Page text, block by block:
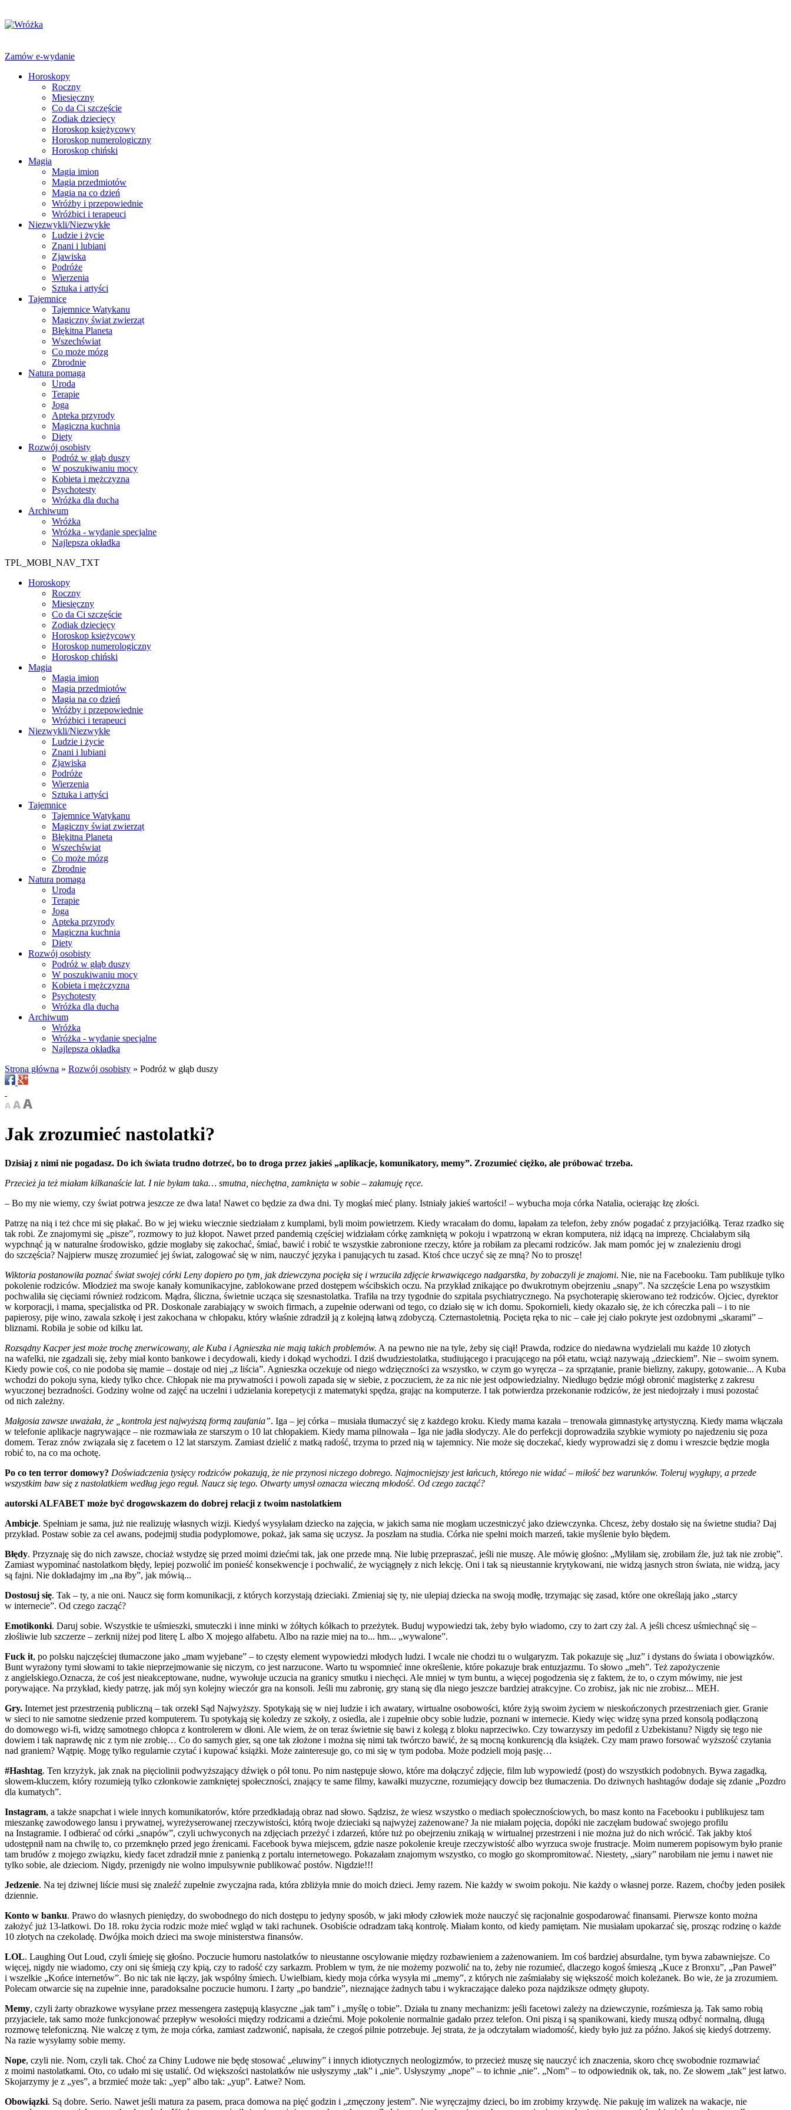
Zamów e-wydanie
Horoskopy
Roczny
Miesięczny
Co da Ci szczęście
Zodiak dziecięcy
Horoskop księżycowy
Horoskop numerologiczny
Horoskop chiński
Magia
Magia imion
Magia przedmiotów
Magia na co dzień
Wróżby i przepowiednie
Wróżbici i terapeuci
Niezwykli/Niezwykłe
Ludzie i życie
Znani i lubiani
Zjawiska
Podróże
Wierzenia
Sztuka i artyści
Tajemnice
Tajemnice Watykanu
Magiczny świat zwierząt
Błękitna Planeta
Wszechświat
Co może mózg
Zbrodnie
Natura pomaga
Uroda
Terapie
Joga
Apteka przyrody
Magiczna kuchnia
Diety
Rozwój osobisty
Podróż w głąb duszy
W poszukiwaniu mocy
Kobieta i mężczyzna
Psychotesty
Wróżka dla ducha
Archiwum
Wróżka
Wróżka - wydanie specjalne
Najlepsza okładka
TPL_MOBI_NAV_TXT
Horoskopy
Roczny
Miesięczny
Co da Ci szczęście
Zodiak dziecięcy
Horoskop księżycowy
Horoskop numerologiczny
Horoskop chiński
Magia
Magia imion
Magia przedmiotów
Magia na co dzień
Wróżby i przepowiednie
Wróżbici i terapeuci
Niezwykli/Niezwykłe
Ludzie i życie
Znani i lubiani
Zjawiska
Podróże
Wierzenia
Sztuka i artyści
Tajemnice
Tajemnice Watykanu
Magiczny świat zwierząt
Błękitna Planeta
Wszechświat
Co może mózg
Zbrodnie
Natura pomaga
Uroda
Terapie
Joga
Apteka przyrody
Magiczna kuchnia
Diety
Rozwój osobisty
Podróż w głąb duszy
W poszukiwaniu mocy
Kobieta i mężczyzna
Psychotesty
Wróżka dla ducha
Archiwum
Wróżka
Wróżka - wydanie specjalne
Najlepsza okładka
Strona główna » Rozwój osobisty » Podróż w głąb duszy
Jak zrozumieć nastolatki?
Dzisiaj z nimi nie pogadasz. Do ich świata trudno dotrzeć, bo to droga przez jakieś „aplikacje, komunikatory, memy”. Zrozumieć ciężko, ale próbować trzeba.
Przecież ja też miałam kilkanaście lat. I nie byłam taka… smutna, niechętna, zamknięta w sobie – załamuję ręce.
– Bo my nie wiemy, czy świat potrwa jeszcze ze dwa lata! Nawet co będzie za dwa dni. Ty mogłaś mieć plany. Istniały jakieś wartości! – wybucha moja córka Natalia, ocierając łzę złości.
Patrzę na nią i też chce mi się płakać. Bo w jej wieku wiecznie siedziałam z kumplami, byli moim powietrzem. Kiedy wracałam do domu, łapałam za telefon, żeby znów pogadać z przyjaciółką. Teraz rzadko się
tak robi. Ze znajomymi się „pisze”, rozmowy to już kłopot. Nawet przed pandemią częściej widziałam córkę zamkniętą w pokoju i wpatrzoną w ekran komputera, niż idącą na imprezę. Chciałabym siłą
wypchnąć ją w naturalne środowisko, gdzie mogłaby się zakochać, śmiać, bawić i robić te wszystkie zabronione rzeczy, które ja robiłam za plecami rodziców. Jak mam pomóc jej w znalezieniu drogi
do szczęścia? Najpierw muszę zrozumieć jej świat, zalogować się w nim, nauczyć języka i panujących tu zasad. Ktoś chce uczyć się ze mną? No to proszę!
Wiktoria postanowiła poznać świat swojej córki Leny dopiero po tym, jak dziewczyna pocięła się i wrzuciła zdjęcie krwawiącego nadgarstka, by zobaczyli je znajomi. Nie, nie na Facebooku. Tam publikuje tylko
pokolenie rodziców. Młodzież ma swoje kanały komunikacyjne, zablokowane przed dostępem wścibskich oczu. Na przykład znikające po dwukrotnym obejrzeniu „snapy”. Na szczęście Lena po wszystkim
pochwaliła się cięciami również rodzicom. Mądra, śliczna, świetnie ucząca się szesnastolatka. Trafiła na trzy tygodnie do szpitala psychiatrycznego. Na psychoterapię skierowano też rodziców. Ojciec, dyrektor
w korporacji, i mama, specjalistka od PR. Doskonale zarabiający w swoich firmach, a zupełnie oderwani od tego, co działo się w ich domu. Spokornieli, kiedy okazało się, że ich córeczka pali – i to nie
papierosy, pije wino, zawala szkołę i jest zakochana w chłopaku, który właśnie zdradził ją z kolejną łatwą zdobyczą. Czternastoletnią. Pocięta ręka to nic – całe jej ciało pokryte jest ozdobnymi „skarami” –
bliznami. Robiła je sobie od kilku lat.
Rozsądny Kacper jest może trochę znerwicowany, ale Kuba i Agnieszka nie mają takich problemów. A na pewno nie na tyle, żeby się ciął! Prawda, rodzice do niedawna wydzielali mu każde 10 złotych
na wafelki, nie zgadzali się, żeby miał konto bankowe i decydowali, kiedy i dokąd wychodzi. I dziś dwudziestolatka, studiującego i pracującego na pół etatu, wciąż nazywają „dzieckiem”. Nie – swoim synem.
Kiedy powie coś, co nie podoba się mamie – dostaje od niej „z liścia”. Agnieszka oczekuje od niego wdzięczności za wszystko, w czym go wyręcza – za sprzątanie, pranie bielizny, zakupy, gotowanie... A Kuba
wchodzi do pokoju syna, kiedy tylko chce. Chłopak nie ma prywatności i powoli zapada się w siebie, z poczuciem, że za nic nie jest odpowiedzialny. Niedługo będzie mógł obronić magisterkę z zakresu
wyuczonej bezradności. Godziny wolne od zajęć na uczelni i udzielania korepetycji z matematyki spędza, grając na komputerze. I tak potwierdza przekonanie rodziców, że jest niedojrzały i musi pozostać
od nich zależny.
Małgosia zawsze uważała, że „kontrola jest najwyższą formą zaufania”. Iga – jej córka – musiała tłumaczyć się z każdego kroku. Kiedy mama kazała – trenowała gimnastykę artystyczną. Kiedy mama włączała
w telefonie aplikacje nagrywające – nie rozmawiała ze starszym o 10 lat chłopakiem. Kiedy mama pilnowała – Iga nie jadła słodyczy. Ale do perfekcji doprowadziła szybkie wymioty po najedzeniu się poza
domem. Teraz znów związała się z facetem o 12 lat starszym. Zamiast dzielić z matką radość, trzyma to przed nią w tajemnicy. Nie może się doczekać, kiedy wyprowadzi się z domu i wreszcie będzie mogła
robić to, na co ma ochotę.
Po co ten terror domowy? Doświadczenia tysięcy rodziców pokazują, że nie przynosi niczego dobrego. Najmocniejszy jest łańcuch, którego nie widać – miłość bez warunków. Toleruj wygłupy, a przede
wszystkim baw się z nastolatkiem według jego reguł. Naucz się tego. Otwarty umysł oznacza wieczną młodość. Od czego zacząć?
autorski ALFABET może być drogowskazem do dobrej relacji z twoim nastolatkiem
Ambicje. Spełniam je sama, już nie realizuję własnych wizji. Kiedyś wysyłałam dziecko na zajęcia, w jakich sama nie mogłam uczestniczyć jako dziewczynka. Chcesz, żeby dostało się na świetne studia? Daj
przykład. Postaw sobie za cel awans, podejmij studia podyplomowe, pokaż, jak sama się uczysz. Ja poszłam na studia. Córka nie spełni moich marzeń, takie myślenie było błędem.
Błędy. Przyznaję się do nich zawsze, chociaż wstydzę się przed moimi dziećmi tak, jak one przede mną. Nie lubię przepraszać, jeśli nie muszę. Ale mówię głośno: „Myliłam się, zrobiłam źle, już tak nie zrobię”.
Zamiast wypominać nastolatkom błędy, lepiej pozwolić im ponieść konsekwencje i pochwalić, że wyciągnęły z nich lekcję. Oni i tak są nieustannie krytykowani, nie widzą jasnych stron świata, nie widzą, jacy
są fajni. Nie dokładajmy im „na łby”, jak mówią...
Dostosuj się. Tak – ty, a nie oni. Naucz się form komunikacji, z których korzystają dzieciaki. Zmieniaj się ty, nie ulepiaj dziecka na swoją modłę, trzymając się zasad, które one określają jako „starcy
w internecie”. Od czego zacząć?
Emotikonki. Daruj sobie. Wszystkie te uśmieszki, smuteczki i inne minki w żółtych kółkach to przeżytek. Buduj wypowiedzi tak, żeby było wiadomo, czy to żart czy żal. A jeśli chcesz uśmiechnąć się –
złośliwie lub szczerze – zerknij niżej pod literę L albo X mojego alfabetu. Albo na razie miej na to... hm... „wywalone”.
Fuck it, po polsku najczęściej tłumaczone jako „mam wyjebane” – to częsty element wypowiedzi młodych ludzi. I wcale nie chodzi tu o wulgaryzm. Tak pokazuje się „luz” i dystans do świata i obowiązków.
Bunt wyrażony tymi słowami to takie nieprzejmowanie się niczym, co jest narzucone. Warto tu wspomnieć inne określenie, które pokazuje brak entuzjazmu. To słowo „meh”. Też zapożyczenie
z angielskiego.Oznacza, że coś jest nieakceptowane, nudne, wywołuje uczucia na granicy smutku i niechęci. Ale mniej w tym buntu, a więcej pogodzenia się z faktem, że to, o czym mówimy, nie jest
porywające. Na przykład, kiedy patrzę, jak mój syn kolejny wieczór gra na konsoli. Jeśli mu zabronię, gry staną się dla niego jeszcze bardziej atrakcyjne. Co zrobisz, jak nic nie zrobisz... MEH.
Gry. Internet jest przestrzenią publiczną – tak orzekł Sąd Najwyższy. Spotykają się w niej ludzie i ich awatary, wirtualne osobowości, które żyją swoim życiem w nieskończonych przestrzeniach gier. Granie
w sieci to nie samotne siedzenie przed komputerem. Tu spotykają się koledzy ze szkoły, z osiedla, ale i zupełnie obcy sobie ludzie, poznani w internecie. Kiedy więc widzę syna przed konsolą podłączoną
do domowego wi-fi, widzę samotnego chłopca z kontrolerem w dłoni. Ale wiem, że on teraz świetnie się bawi z kolegą z bloku naprzeciwko. Czy towarzyszy im pedofil z Uzbekistanu? Nigdy się tego nie
dowiem i tak naprawdę nic z tym nie zrobię… Co do samych gier, są one tak złożone i można się nimi tak twórczo bawić, że są mocną konkurencją dla książek. Czy mam prawo forsować wyższość czytania
nad graniem? Wątpię. Mogę tylko regularnie czytać i kupować książki. Może zainteresuje go, co mi się w tym podoba. Może podzieli moją pasję…
#Hashtag. Ten krzyżyk, jak znak na pięciolinii podwyższający dźwięk o pół tonu. Po nim następuje słowo, które ma dołączyć zdjęcie, film lub wypowiedź (post) do wszystkich podobnych. Bywa zagadką,
słowem-kluczem, który rozumieją tylko członkowie zamkniętej społeczności, znający te same filmy, kawałki muzyczne, rozumiejący dowcip bez tłumaczenia. Do dziwnych hashtagów dodaje się zdanie „Pozdro
dla kumatych”.
Instagram, a także snapchat i wiele innych komunikatorów, które przedkładają obraz nad słowo. Sądzisz, że wiesz wszystko o mediach społecznościowych, bo masz konto na Facebooku i publikujesz tam
mieszankę zawodowego lansu i prywatnej, wyreżyserowanej rzeczywistości, którą twoje dzieciaki są najwyżej zażenowane? Ja nie miałam pojęcia, dopóki nie zaczęłam budować swojego profilu
na Instagramie. I odbierać od córki „snapów”, czyli uchwyconych na zdjęciach przeżyć i zdarzeń, które tuż po obejrzeniu znikają w wirtualnej przestrzeni i nie można już do nich wrócić. Tak jakby ktoś
udostępnił nam na chwilę to, co przemknęło przed jego źrenicami. Facebook bywa miejscem, gdzie nasze pokolenie kreuje rzeczywistość albo wyrzuca swoje frustracje. Moim numerem popisowym było pranie
tam brudów z mojego związku, kiedy facet zdradził mnie z panienką z portalu internetowego. Pokazałam znajomym wszystko, co mogło go skompromitować. Niestety, „siary” narobiłam nie jemu i nawet nie
tylko sobie, ale dzieciom. Nigdy, przenigdy nie wolno impulsywnie publikować postów. Nigdzie!!!
Jedzenie. Na tej dziwnej liście musi się znaleźć zupełnie zwyczajna rada, która zbliżyła mnie do moich dzieci. Jemy razem. Nie każdy w swoim pokoju. Nie każdy o własnej porze. Razem, choćby jeden posiłek
dziennie.
Konto w banku. Prawo do własnych pieniędzy, do swobodnego do nich dostępu to jedyny sposób, w jaki młody człowiek może nauczyć się racjonalnie gospodarować finansami. Pierwsze konto można
założyć już 13-latkowi. Do 18. roku życia rodzic może mieć wgląd w taki rachunek. Osobiście odradzam taką kontrolę. Miałam konto, od kiedy pamiętam. Nie musiałam upokarzać się, prosząc rodzinę o każde
10 złotych na czekoladę. Dwójka moich dzieci ma swoje ministerstwa finansów.
LOL. Laughing Out Loud, czyli śmieję się głośno. Poczucie humoru nastolatków to nieustanne oscylowanie między rozbawieniem a zażenowaniem. Im coś bardziej absurdalne, tym bywa zabawniejsze. Co
więcej, nigdy nie wiadomo, czy oni się śmieją czy kpią, czy to radość czy sarkazm. Problem w tym, że nie możemy pozwolić na to, żeby nie rozumieć, dlaczego kogoś śmieszą „Kuce z Bronxu”, „Pan Paweł”
i wszelkie „Końce internetów”. Bo nic tak nie łączy, jak wspólny śmiech. Uwielbiam, kiedy moja córka wysyła mi „memy”, z których nie zaśmiałaby się większość moich koleżanek. Bo wie, że ja zrozumiem.
Polecam otwarcie się na zupełnie inne, paradoksalne poczucie humoru. I żarty „po bandzie”, nieznające żadnych tabu i wykraczające daleko poza najdziksze odmęty głupoty.
Memy, czyli żarty obrazkowe wysyłane przez messengera zastępują klasyczne „jak tam” i „myślę o tobie”. Działa tu znany mechanizm: jeśli facetowi zależy na dziewczynie, rozśmiesza ją. Tak samo robią
przyjaciele, tak samo może funkcjonować przepływ wesołości między rodzicami a dziećmi. Moje pokolenie normalnie gadało przez telefon. Oni piszą i są spanikowani, kiedy muszą odbyć normalną, długą
rozmowę telefoniczną. Nie walczę z tym, że moja córka, zamiast zadzwonić, napisała, że czegoś pilnie potrzebuje. Jej strata, że ja odczytałam wiadomość, kiedy było już za późno. Jakoś się kiedyś dotrzemy.
Na razie wysyłamy sobie memy.
Nope, czyli nie. Nom, czyli tak. Choć za Chiny Ludowe nie będę stosować „eluwiny” i innych idiotycznych neologizmów, to przecież muszę się nauczyć ich znaczenia, skoro chcę swobodnie rozmawiać
z moimi nastolatkami. Oto, co udało mi się ustalić. Od większości nastolatków nie usłyszymy „tak” i „nie”. Usłyszymy „nope” – to ichnie „nie”. „Nom” – to odpowiednik ok, tak, no. Ze słowem „tak” jest łatwo.
Skojarzymy je z „yes”, a brzmieć może tak: „yep” albo tak: „yup”. Łatwe? Nom.
Obowiązki. Są dobre. Serio. Nawet jeśli matura za pasem, praca domowa na pięć godzin i „zmęczony jestem”. Nie wyręczajmy dzieci, bo im zrobimy krzywdę. Nie pakuję im walizek na wakacje, nie